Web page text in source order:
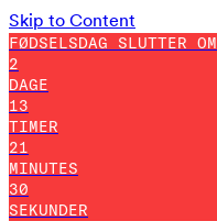
Skip to Content
FØDSELSDAG SLUTTER OM
2
DAGE
13
TIMER
21
MINUTES
20
SEKUNDER